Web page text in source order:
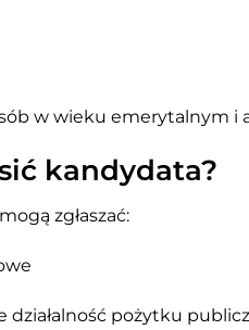
w wieku emerytalnym i
kandydata?
zgłaszać:
działalność pożytku